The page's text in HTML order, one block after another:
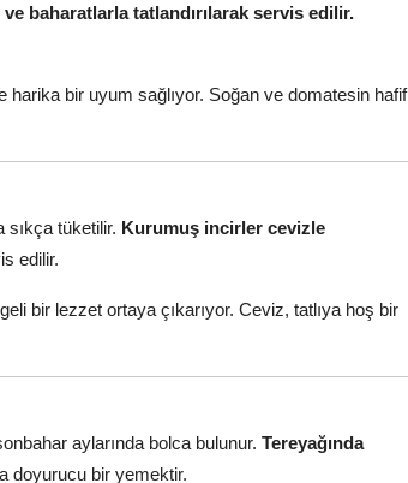
baharatlarla tatlandırılarak servis edilir.
bir uyum sağlıyor. Soğan ve domatesin hafif
sıkça tüketilir. Kurumuş incirler cevizle
edilir.
bir lezzet ortaya çıkarıyor. Ceviz, tatlıya hoş bir
aylarında bolca bulunur. Tereyağında
doyurucu bir yemektir.